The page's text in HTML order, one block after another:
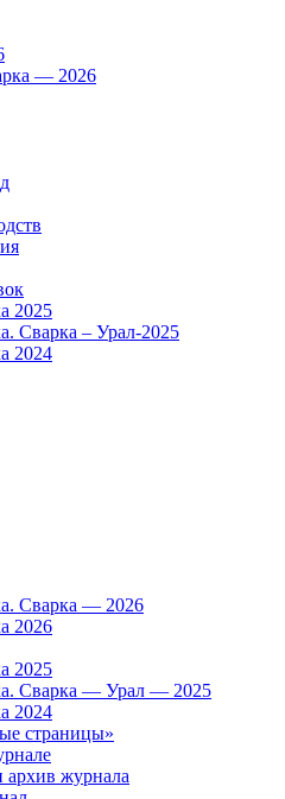
— 2026
2025
Сварка – Урал-2025
2024
Сварка — 2026
2026
2025
Сварка — Урал — 2025
2024
страницы»
журнала